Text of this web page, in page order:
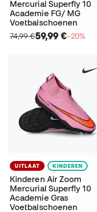
Mercurial Superfly 10
Academie FG/ MG
Voetbalschoenen
74,99 €59,99 €−20%
UITLAAT KINDEREN
Kinderen Air Zoom
Mercurial Superfly 10
Academie Gras
Voetbalschoenen